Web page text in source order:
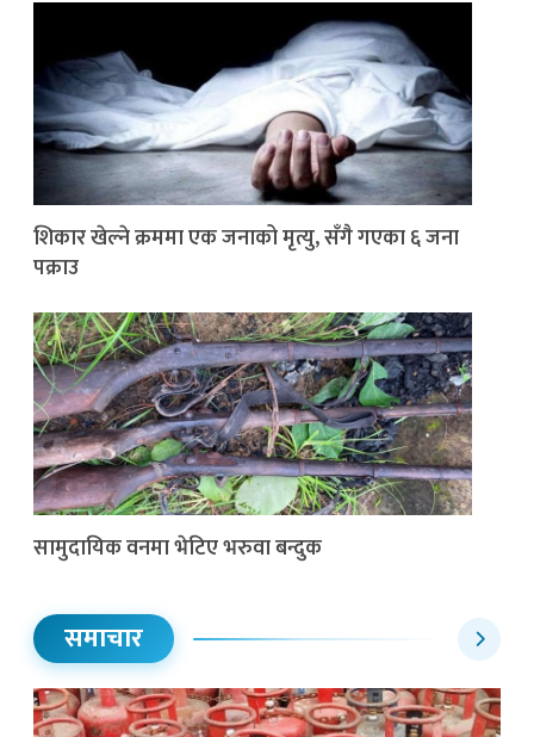
शिकार खेल्ने क्रममा एक जनाको मृत्यु, सँगै गएका ६ जना
पक्राउ
सामुदायिक वनमा भेटिए भरुवा बन्दुक
समाचार